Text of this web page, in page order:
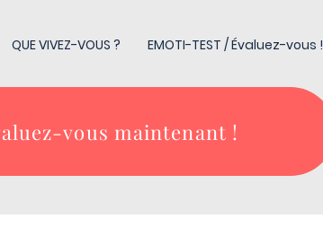
QUE VIVEZ-VOUS ? EMOTI-TEST / Évaluez-vous !
vous maintenant !